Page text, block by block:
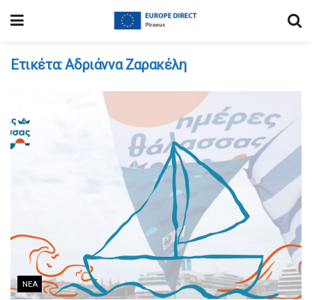
Ετικέτα:Αδριάννα Ζαρακέλη
ΝΈΑ